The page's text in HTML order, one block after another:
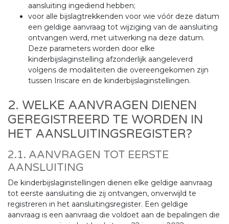
aansluiting ingediend hebben;
voor alle bijslagtrekkenden voor wie vóór deze datum
een geldige aanvraag tot wijziging van de aansluiting
ontvangen werd, met uitwerking na deze datum.
Deze parameters worden door elke
kinderbijslaginstelling afzonderlijk aangeleverd
volgens de modaliteiten die overeengekomen zijn
tussen Iriscare en de kinderbijslaginstellingen.
2. WELKE AANVRAGEN DIENEN
GEREGISTREERD TE WORDEN IN
HET AANSLUITINGSREGISTER?
2.1. AANVRAGEN TOT EERSTE
AANSLUITING
De kinderbijslaginstellingen dienen elke geldige aanvraag
tot eerste aansluiting die zij ontvangen, onverwijld te
registreren in het aansluitingsregister. Een geldige
aanvraag is een aanvraag die voldoet aan de bepalingen die